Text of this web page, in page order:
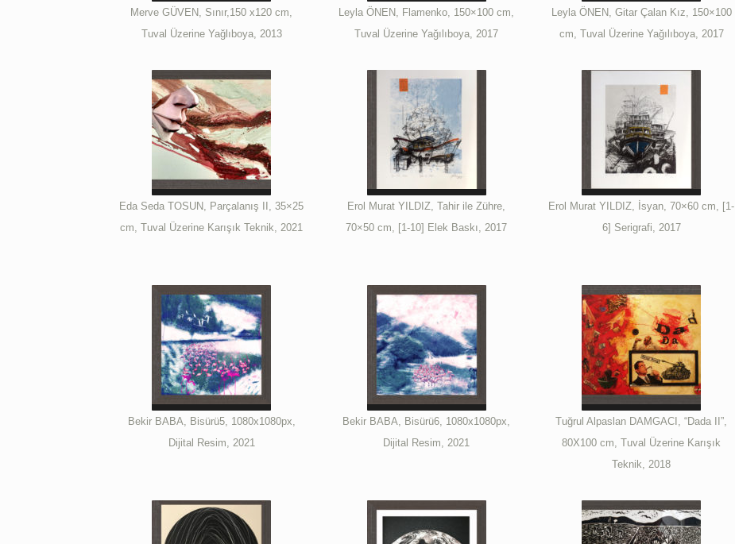
Merve GÜVEN, Sınır,150 x120 cm,
Tuval Üzerine Yağlıboya, 2013
Leyla ÖNEN, Flamenko, 150×100 cm,
Tuval Üzerine Yağılıboya, 2017
Leyla ÖNEN, Gitar Çalan Kız, 150×100
cm, Tuval Üzerine Yağılıboya, 2017
Eda Seda TOSUN, Parçalanış II, 35×25
cm, Tuval Üzerine Karışık Teknik, 2021
Erol Murat YILDIZ, Tahir ile Zühre,
70×50 cm, [1-10] Elek Baskı, 2017
Erol Murat YILDIZ, İsyan, 70×60 cm, [1-
6] Serigrafi, 2017
Bekir BABA, Bisürü5, 1080x1080px,
Dijital Resim, 2021
Bekir BABA, Bisürü6, 1080x1080px,
Dijital Resim, 2021
Tuğrul Alpaslan DAMGACI, “Dada II”,
80X100 cm, Tuval Üzerine Karışık
Teknik, 2018